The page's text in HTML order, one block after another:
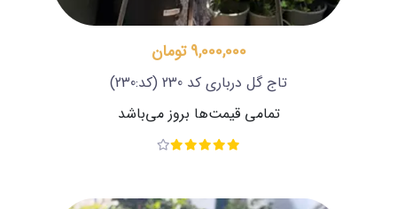
9,000,000 تومان
تاج گل درباری کد 230
(کد:230)
تمامی قیمت‌ها بروز می‌باشد